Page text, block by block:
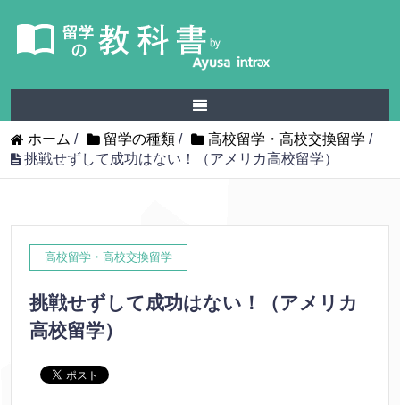
ホーム / 留学の種類 / 高校留学・高校交換留学 /
挑戦せずして成功はない！（アメリカ高校留学）
高校留学・高校交換留学
挑戦せずして成功はない！（アメリカ
高校留学）